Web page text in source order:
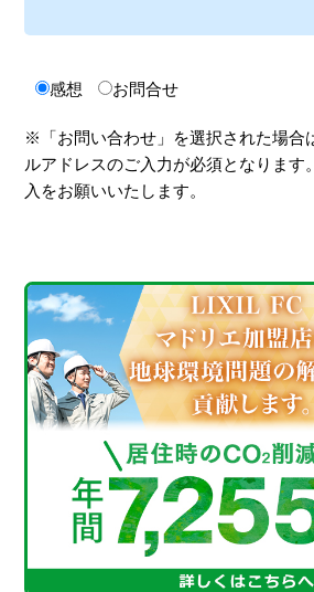
感想 お問合せ
※「お問い合わせ」を選択された場合
ルアドレスのご入力が必須となります
入をお願いいたします。